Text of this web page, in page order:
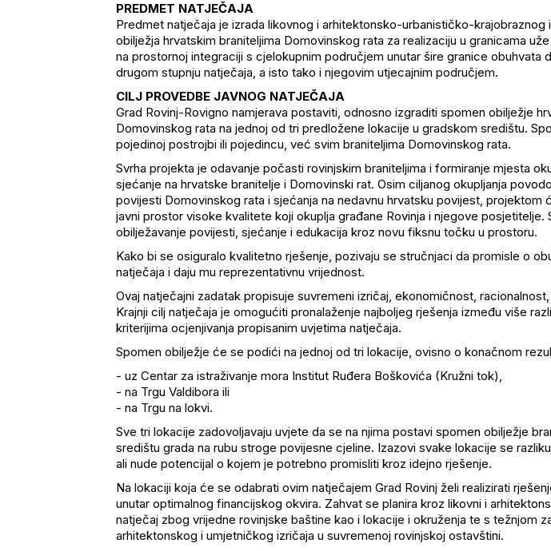
PREDMET NATJEČAJA
Predmet natječaja je izrada likovnog i arhitektonsko-urbanističko-krajobraznog
obilježja hrvatskim braniteljima Domovinskog rata za realizaciju u granicama
na prostornoj integraciji s cjelokupnim područjem unutar šire granice obuhvata
drugom stupnju natječaja, a isto tako i njegovim utjecajnim područjem.
CILJ PROVEDBE JAVNOG NATJEČAJA
Grad Rovinj-Rovigno namjerava postaviti, odnosno izgraditi spomen obilježje
Domovinskog rata na jednoj od tri predložene lokacije u gradskom središtu.
pojedinoj postrojbi ili pojedincu, već svim braniteljima Domovinskog rata.
Svrha projekta je odavanje počasti rovinjskim braniteljima i formiranje mjesta
sjećanje na hrvatske branitelje i Domovinski rat. Osim ciljanog okupljanja
povijesti Domovinskog rata i sjećanja na nedavnu hrvatsku povijest, projektom
javni prostor visoke kvalitete koji okuplja građane Rovinja i njegove posjetitelje.
obilježavanje povijesti, sjećanje i edukacija kroz novu fiksnu točku u prostoru.
Kako bi se osiguralo kvalitetno rješenje, pozivaju se stručnjaci da promisle o
natječaja i daju mu reprezentativnu vrijednost.
Ovaj natječajni zadatak propisuje suvremeni izričaj, ekonomičnost,
Krajnji cilj natječaja je omogućiti pronalaženje najboljeg rješenja između više
kriterijima ocjenjivanja propisanim uvjetima natječaja.
Spomen obilježje će se podići na jednoj od tri lokacije, ovisno o konačnom
- uz Centar za istraživanje mora Institut Ruđera Boškovića (Kružni tok),
- na Trgu Valdibora ili
- na Trgu na lokvi.
Sve tri lokacije zadovoljavaju uvjete da se na njima postavi spomen obilježje
središtu grada na rubu stroge povijesne cjeline. Izazovi svake lokacije se
ali nude potencijal o kojem je potrebno promisliti kroz idejno rješenje.
Na lokaciji koja će se odabrati ovim natječajem Grad Rovinj želi realizirati
unutar optimalnog financijskog okvira. Zahvat se planira kroz likovni i
natječaj zbog vrijedne rovinjske baštine kao i lokacije i okruženja te s težnjom
arhitektonskog i umjetničkog izričaja u suvremenoj rovinjskoj ostavštini.